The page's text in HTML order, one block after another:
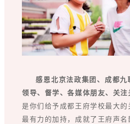
感恩北京法政集团、成都
领导、督学、各媒体朋友、关
是你们给予成都王府学校最大的
最有力的加持，成就了王府声